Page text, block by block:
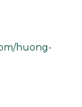
huong-